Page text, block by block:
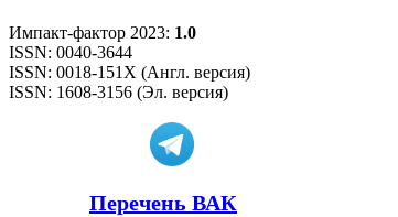
Импакт-фактор 2023: 1.0
ISSN: 0040-3644
ISSN: 0018-151X (Англ. версия)
ISSN: 1608-3156 (Эл. версия)
Перечень ВАК